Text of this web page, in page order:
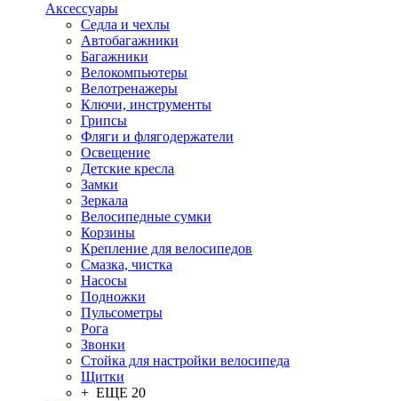
Аксессуары
Седла и чехлы
Автобагажники
Багажники
Велокомпьютеры
Велотренажеры
Ключи, инструменты
Грипсы
Фляги и флягодержатели
Освещение
Детские кресла
Замки
Зеркала
Велосипедные сумки
Корзины
Крепление для велосипедов
Смазка, чистка
Насосы
Подножки
Пульсометры
Рога
Звонки
Стойка для настройки велосипеда
Щитки
+ ЕЩЕ 20